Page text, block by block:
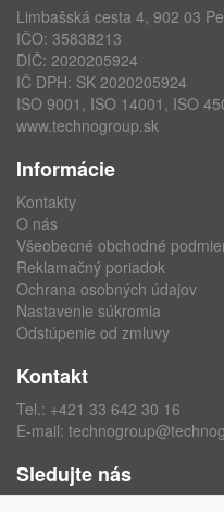
Limbašská cesta 4, 902 03
IČO: 35838213
DIČ: 2020205924
IČ DPH: SK 2020205924
ISO 9001, ISO 14001, ISO
www.technogroup.sk
Informácie
Kontakty
O nás
Všeobecné obchodné
Reklamačný poriadok
Ochrana osobných údajov
Nastavenie súkromia
Odstúpenie od zmluvy
Kontakt
Tel.: +421 33 642 30 16
E-mail:
Sledujte nás